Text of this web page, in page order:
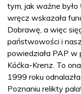
tym, jak ważne
wręcz wskazała
Dobrawę, a więc
państwowości i
powiedziała PAP w
Kóćka-Krenz. To
1999 roku
Poznaniu relikty